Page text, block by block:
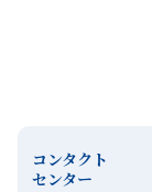
コンタクト
センター